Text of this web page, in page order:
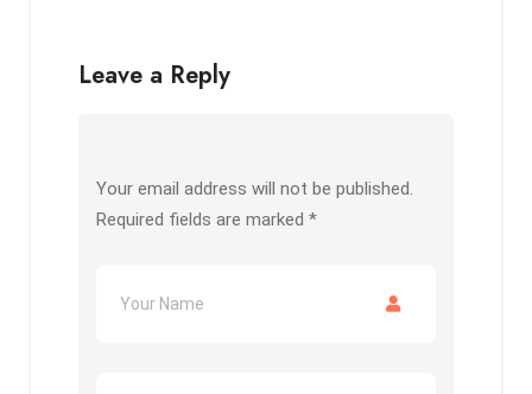
Leave a Reply
Your email address will not be published.
Required fields are marked *